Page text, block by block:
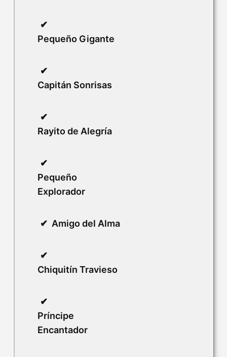
Pequeño Gigante
Capitán Sonrisas
Rayito de Alegría
Pequeño
Explorador
Amigo del Alma
Chiquitín Travieso
Príncipe
Encantador